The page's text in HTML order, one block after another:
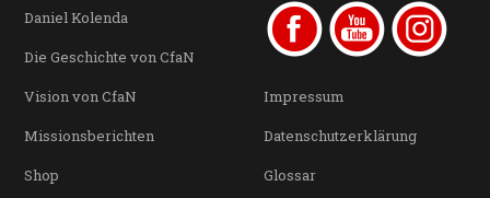
Daniel Kolenda
Die Geschichte von CfaN
Vision von CfaN
Missionsberichten
Shop
Impressum
Datenschutzerklärung
Glossar